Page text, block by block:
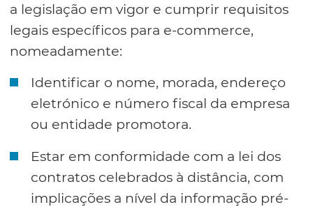
a legislação em vigor e cumprir requisitos
legais específicos para e-commerce,
nomeadamente:
Identificar o nome, morada, endereço
eletrónico e número fiscal da empresa
ou entidade promotora.
Estar em conformidade com a lei dos
contratos celebrados à distância, com
implicações a nível da informação pré-